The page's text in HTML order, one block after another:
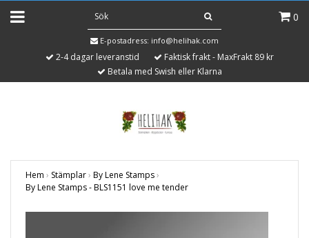
0
E-postadress: info@helihak.com
2-4 dagar leveranstid
Faktisk frakt - MaxFrakt 89 kr
Betala med Swish eller Klarna
Hem › Stämplar› By Lene Stamps›
By Lene Stamps - BLS1151 love me tender